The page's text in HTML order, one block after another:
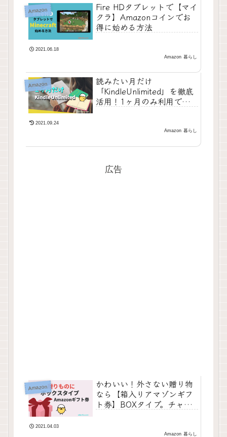
Amazon
Fire HDタブレットで【マイ
クラ】Amazonコインでお
得に始める方法
2021.06.18
Amazon 暮らし
Amazon
読みたい月だけ
「KindleUnlimited」を徹底
活用！1ヶ月のみ利用で解約
2021.09.24
Amazon 暮らし
広告
Amazon
かわいい！外さない贈り物
なら【箱入りアマゾンギフ
ト券】BOXタイプ。チャー
2021.04.03
Amazon 暮らし